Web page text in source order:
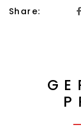
Share: